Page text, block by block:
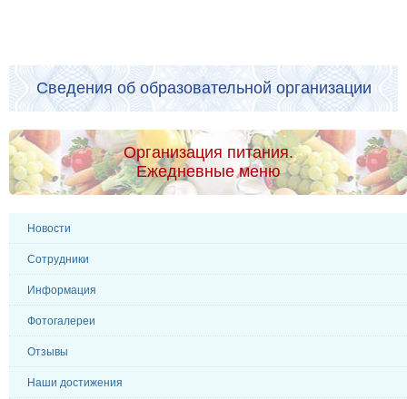
Сведения об образовательной организации
Организация питания.
Ежедневные меню
Новости
Сотрудники
Информация
Фотогалереи
Отзывы
Наши достижения